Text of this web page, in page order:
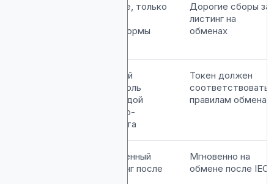
Низкие, только
платформы
Дорогие сборы за
листинг на
обменах
Полный
контроль
командой
крипто-
проекта
Токен должен
соответствовать
правилам обмена
Медленный
листинг после
Мгновенно на
обмене после IEO